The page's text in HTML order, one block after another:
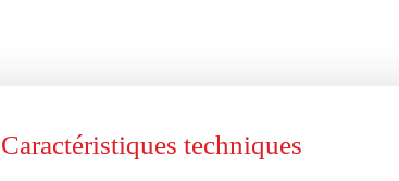
Caractéristiques techniques